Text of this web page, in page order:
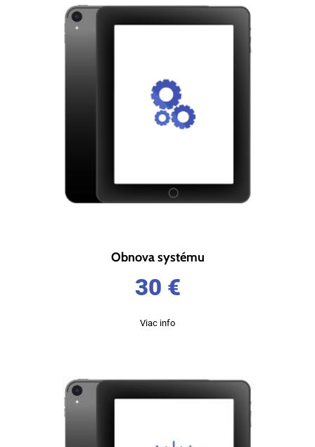
Obnova systému
30 €
Viac info